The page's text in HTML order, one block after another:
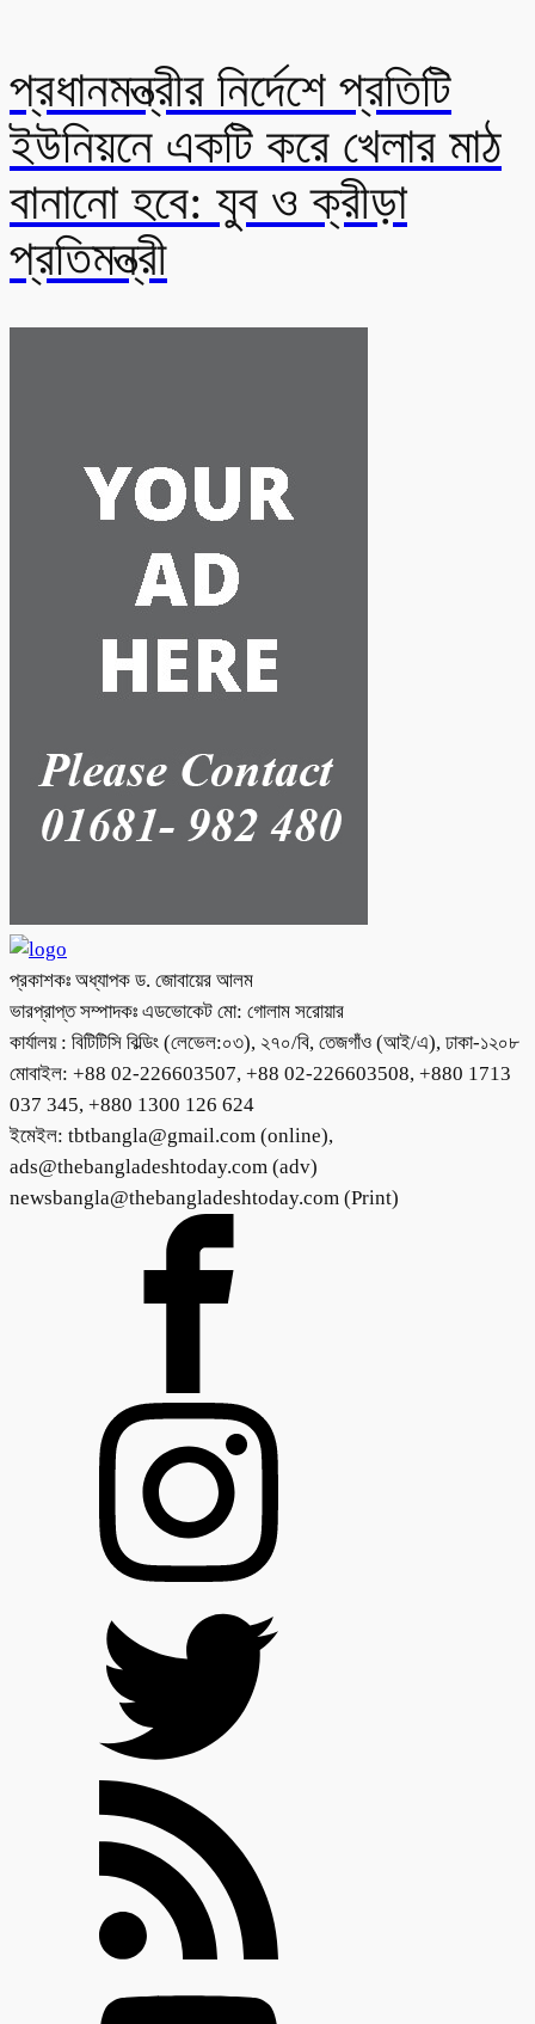
প্রধানমন্ত্রীর নির্দেশে প্রতিটি
ইউনিয়নে একটি করে খেলার মাঠ
বানানো হবে: যুব ও ক্রীড়া
প্রতিমন্ত্রী
প্রকাশকঃ অধ্যাপক ড. জোবায়ের আলম
ভারপ্রাপ্ত সম্পাদকঃ এডভোকেট মো: গোলাম সরোয়ার
কার্যালয় : বিটিটিসি বিল্ডিং (লেভেল:০৩), ২৭০/বি, তেজগাঁও (আই/এ), ঢাকা-১২০৮
মোবাইল: +88 02-226603507, +88 02-226603508, +880 1713
037 345, +880 1300 126 624
ইমেইল: tbtbangla@gmail.com (online),
ads@thebangladeshtoday.com (adv)
newsbangla@thebangladeshtoday.com (Print)